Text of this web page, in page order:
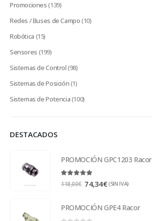
Promociones(139)
Redes / Buses de Campo(10)
Robótica (15)
Sensores (199)
Sistemas de Control(98)
Sistemas de Posición(1)
Sistemas de Potencia(100)
DESTACADOS
PROMOCIÓN GPC1203 Racor
5.00out of 5
118,00€ 74,34€ (SIN IVA)
PROMOCIÓN GPE4 Racor